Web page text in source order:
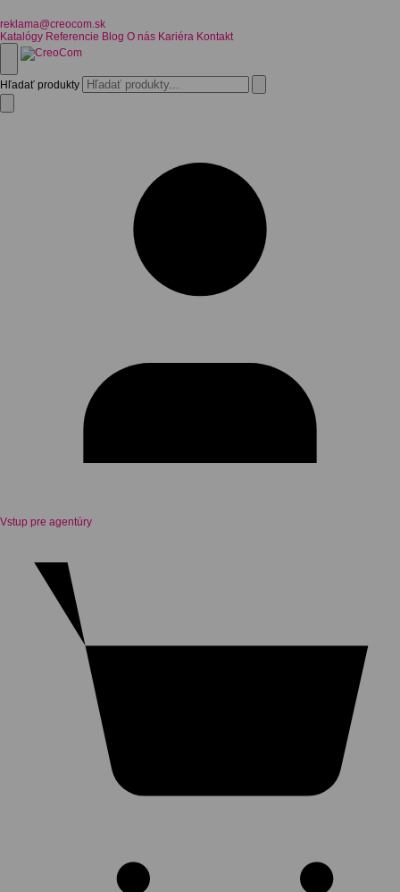
reklama@creocom.sk
Katalógy Referencie Blog O nás Kariéra Kontakt
Hľadať produkty
Vstup pre agentúry